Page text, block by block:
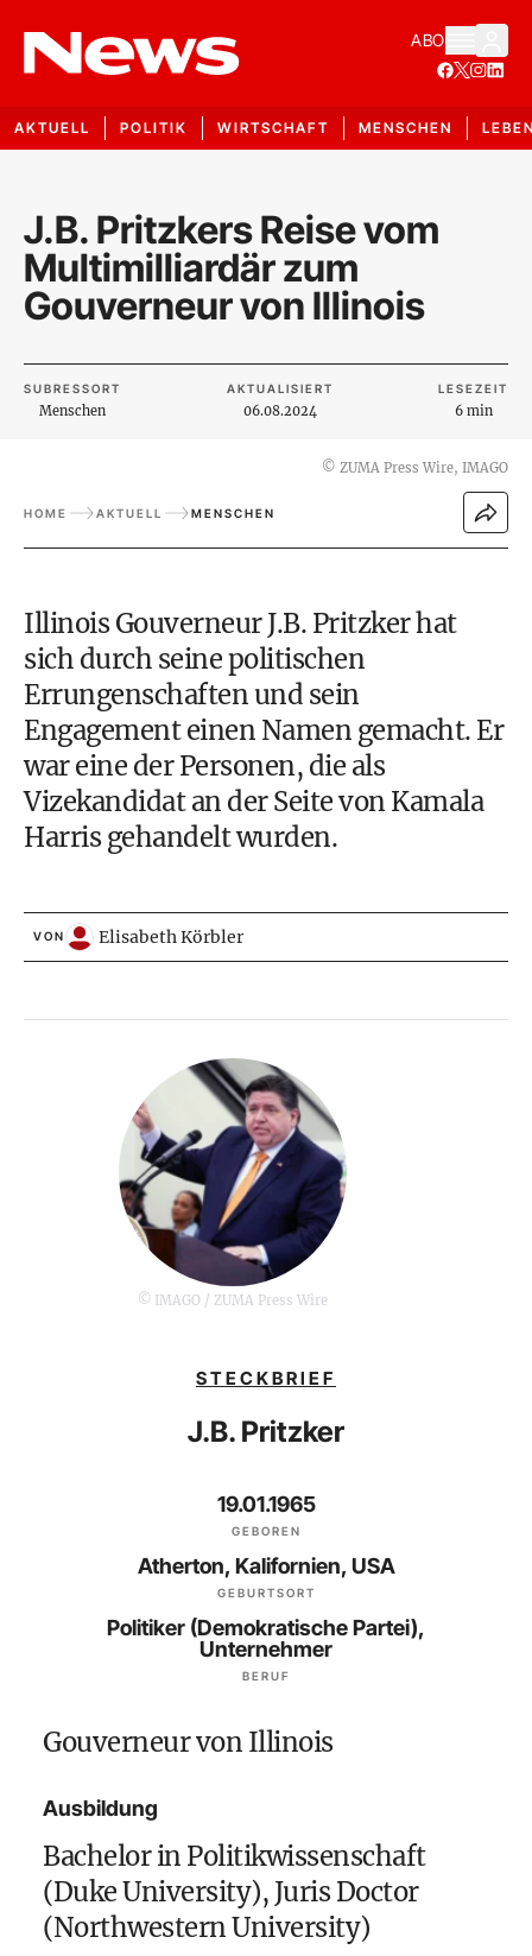
ABO
AKTUELL POLITIK WIRTSCHAFT MENSCHEN
J.B. Pritzkers Reise vom
Multimilliardär zum
Gouverneur von Illinois
SUBRESSORT
Menschen
AKTUALISIERT
06.08.2024
LESEZEIT
6 min
© ZUMA Press Wire, IMAGO
HOME AKTUELL MENSCHEN
Illinois Gouverneur J.B. Pritzker hat
sich durch seine politischen
Errungenschaften und sein
Engagement einen Namen gemacht. Er
war eine der Personen, die als
Vizekandidat an der Seite von Kamala
Harris gehandelt wurden.
VON Elisabeth Körbler
© IMAGO / ZUMA Press Wire
STECKBRIEF
J.B. Pritzker
GEBOREN
19.01.1965
GEBURTSORT
Atherton, Kalifornien, USA
BERUF
Politiker (Demokratische Partei),
Unternehmer
Gouverneur von Illinois
Ausbildung
Bachelor in Politikwissenschaft
(Duke University), Juris Doctor
(Northwestern University)